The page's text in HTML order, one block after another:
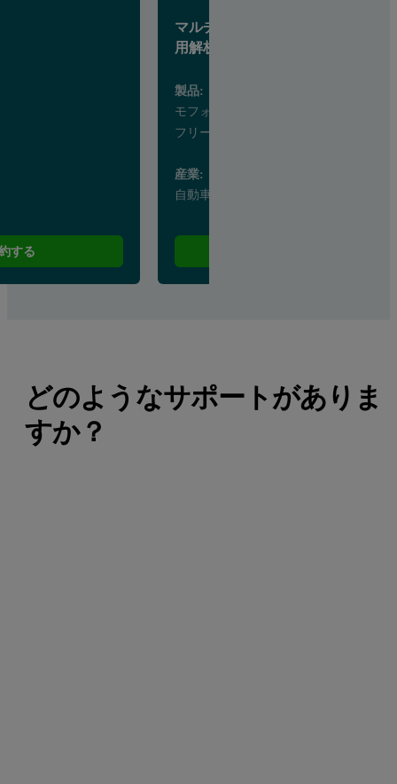
する
マルチテクノロジーによる分子間
用解析とサンプル品質の体系的理
製品:
モフォロギシリーズ
フリーマン FT4
産業:
自動車
どのようなサポートがありま
すか？